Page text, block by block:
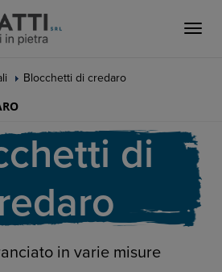
Toggle
Blocchetti di credaro
di
in varie misure